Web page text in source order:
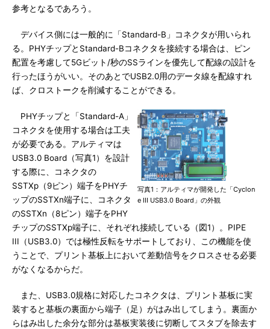
参考となるであろう。
デバイス側には一般的に「Standard-B」コネクタが用いられ
る。PHYチップとStandard-Bコネクタを接続する場合は、ピン
配置を考慮して5Gビット/秒のSSラインを優先して配線の設計を
行ったほうがいい。そのあとでUSB2.0用のデータ線を配線すれ
ば、クロストークを削減することができる。
写真1：アルティマが開発した「Cyclon
e III USB3.0 Board」の外観
PHYチップと「Standard-A」
コネクタを使用する場合は工夫
が必要である。アルティマは
USB3.0 Board（写真1）を設計
する際に、コネクタの
SSTXp（9ピン）端子をPHYチ
ップのSSTXn端子に、コネクタ
のSSTXn（8ピン）端子をPHY
チップのSSTXp端子に、それぞれ接続している（図1）。PIPE
III（USB3.0）では極性反転をサポートしており、この機能を使
うことで、プリント基板上において差動信号をクロスさせる必要
がなくなるからだ。
また、USB3.0規格に対応したコネクタは、プリント基板に実
装すると基板の裏面から端子（足）がはみ出してしまう。裏面か
らはみ出した余分な部分は基板実装後に切断してスタブを除去す